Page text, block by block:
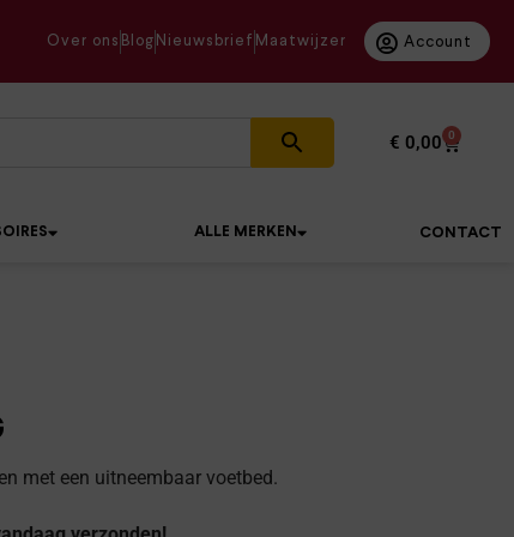
Over ons Blog Nieuwsbrief Maatwijzer Account
€ 0,00 0
ALLE MERKEN CONTACT
met een uitneembaar voetbed.